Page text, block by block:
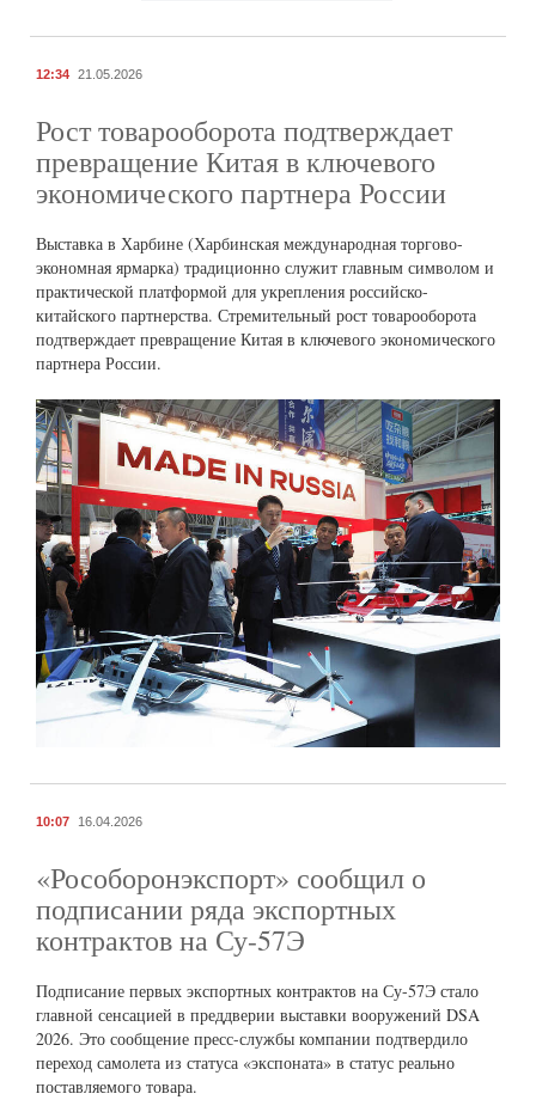
12:34 21.05.2026
Рост товарооборота подтверждает
превращение Китая в ключевого
экономического партнера России
Выставка в Харбине (Харбинская международная торгово-
экономная ярмарка) традиционно служит главным символом и
практической платформой для укрепления российско-
китайского партнерства. Стремительный рост товарооборота
подтверждает превращение Китая в ключевого экономического
партнера России.
10:07 16.04.2026
«Рособоронэкспорт» сообщил о
подписании ряда экспортных
контрактов на Су-57Э
Подписание первых экспортных контрактов на Су-57Э стало
главной сенсацией в преддверии выставки вооружений DSA
2026. Это сообщение пресс-службы компании подтвердило
переход самолета из статуса «экспоната» в статус реально
поставляемого товара.